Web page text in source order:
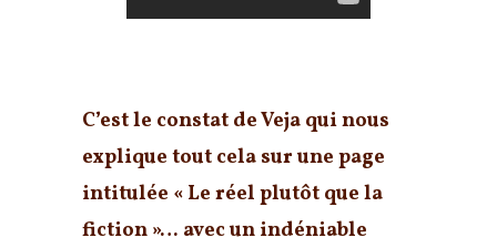
C’est le constat de Veja qui nous
explique tout cela sur une page
intitulée « Le réel plutôt que la
fiction »… avec un indéniable